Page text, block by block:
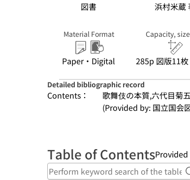
図書 浜村米蔵
Material Format
Paper・Digital
Capacity,
285p 図版11
Detailed bibliographic record
Contents：
歌舞伎の本質,六代目菊
(Provided by: 国立国会
Table of ContentsProvided